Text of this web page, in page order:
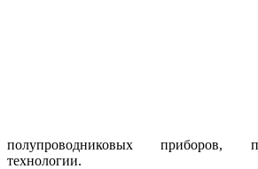
полупроводниковых приборов,
технологии.